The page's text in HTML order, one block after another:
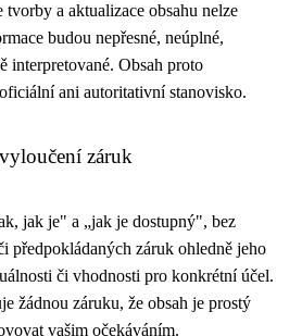
a aktualizace obsahu nelze
budou nepřesné, neúplné,
interpretované. Obsah proto
ani autoritativní stanovisko.
záruk
jak je" a „jak je dostupný", bez
předpokládaných záruk ohledně jeho
či vhodnosti pro konkrétní účel.
žádnou záruku, že obsah je prostý
vašim očekáváním.